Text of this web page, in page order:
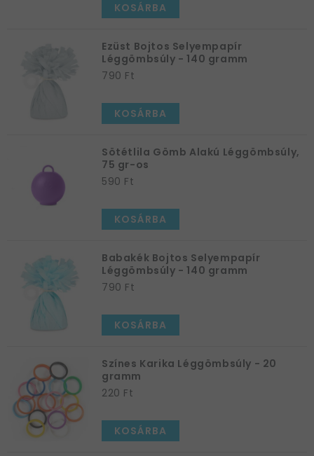
KOSÁRBA
Ezüst Bojtos Selyempapír
Léggömbsúly - 140 gramm
790 Ft
KOSÁRBA
Sötétlila Gömb Alakú Léggömbsúly,
75 gr-os
590 Ft
KOSÁRBA
Babakék Bojtos Selyempapír
Léggömbsúly - 140 gramm
790 Ft
KOSÁRBA
Színes Karika Léggömbsúly - 20
gramm
220 Ft
KOSÁRBA